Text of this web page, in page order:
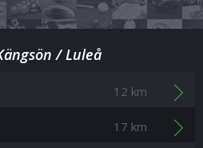
/ Luleå
12 km
17 km